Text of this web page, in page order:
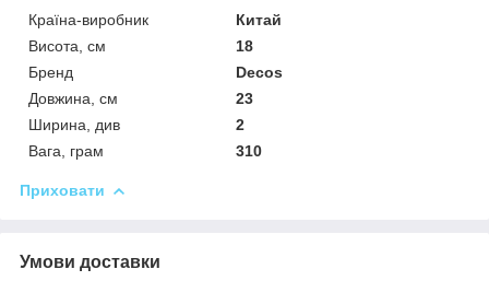
Країна-виробник
Китай
Висота, см
18
Бренд
Decos
Довжина, см
23
Ширина, див
2
Вага, грам
310
Приховати
Умови доставки